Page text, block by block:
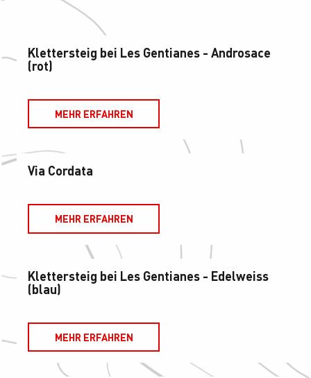
Klettersteig bei Les Gentianes - Androsace
(rot)
MEHR ERFAHREN
Via Cordata
MEHR ERFAHREN
Klettersteig bei Les Gentianes - Edelweiss
(blau)
MEHR ERFAHREN